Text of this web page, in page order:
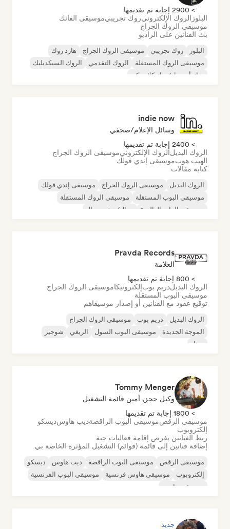
> 2900 إجابة تم تقديمها
البلوز الروك الإلكترونيروك تجريبيموسيقى الفانك
موسيقى الروك الجراج
بث الفنانين على الراديو
البلوز روك تجريبي موسيقى الروك الجراج
هارد روك
موسيقى الروك المستقلة
الروك التقدمي
الروك السيكديليك
روك أند رول/روك كلاسيكي
indie now
وسائل الإعلام/صحفي
> 2400 إجابة تم تقديمها
الروك البديلالروك الإلكترونيموسيقى الروك الجراج
الهيب هوبموسيقى إندي فولك
كتابة مقالات
الروك البديل موسيقى الروك الجراج
موسيقى إندي فولك
موسيقى البوب المستقلة
موسيقى الروك المستقلة
موسيقى الراب العالمية
ميتال/هيفي ميتال
Pravda Records
العلامة
> 800 إجابة تم تقديمها
الروك البديلدريم بوبإلكترونيكاموسيقى الروك الجراج
موسيقى البوب المستقلة
توقيع عقود مع الفنانين أو إصدار موسيقاهم
الروك البديل دريم بوب
موسيقى الروك الجراج
الموجة الجديدة
موسيقى البوب السول الريغي
شوجيز
سول
Tommy Menger
وكيل حجز, أمين قائمة التشغيل
> 1800 إجابة تم تقديمها
موسيقى الرقصموسيقى البوب الراقصةديب هاوسديسكو
إلكتروبوب
ربط الفنانين بفرص إقامة فعاليات حية
إضافة فنانين إلى قائمة (قوائم) التشغيل المؤثرة الخاصة بي
موسيقى الرقص موسيقى البوب الراقصة ديب هاوس
ديسكو
إلكتروبوب
موسيقى هاوس فرنسية
موسيقى البوب الفرنسية
موسيقى هاوس
جديد